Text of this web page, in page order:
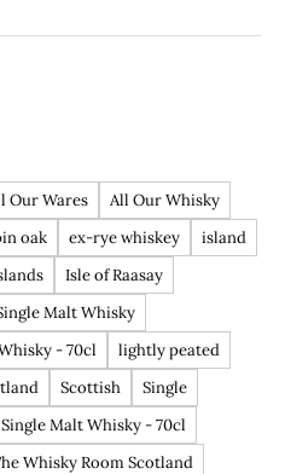
Our Wares
All Our Whisky
oak ex-rye whiskey
island
Isle of Raasay
Malt Whisky
- 70cl
lightly peated
Scottish
Single
Single Malt Whisky - 70cl
Whisky Room Scotland